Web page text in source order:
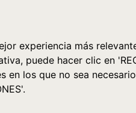
experiencia más
puede hacer clic en
los que no sea